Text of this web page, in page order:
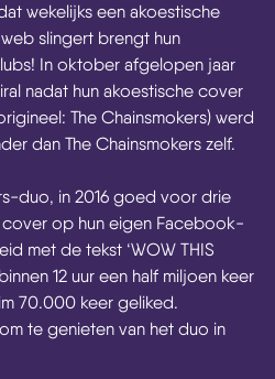
wekelijks een akoestische
slingert brengt hun
In oktober afgelopen jaar
nadat hun akoestische cover
The Chainsmokers) werd
dan The Chainsmokers zelf.
duo, in 2016 goed voor drie
cover op hun eigen Facebook-
met de tekst ‘WOW THIS
12 uur een half miljoen keer
70.000 keer geliked.
te genieten van het duo in